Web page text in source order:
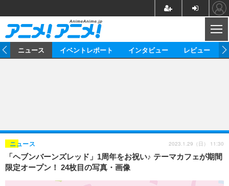
ゲーム グッズ
海外イベント ビジネス
俳優・タレント アーティスト
ビジネス
アニメ 実写
書評 イベント
動画
アニメ 映画/ドラマ
連載・コラム
ニュース イベントレポート インタビュー レビュー
「ヘブンバーンズレッド」1周年をお祝い♪ テーマカフェが期間
限定オープン！ 24枚目の写真・画像
ニュース 2023.1.29（日） 11:30